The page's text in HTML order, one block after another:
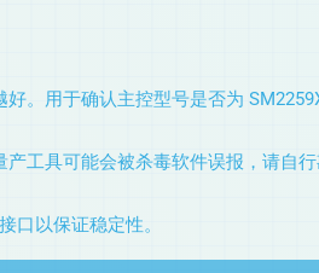
。用于确认主控型号是否为
工具可能会被杀毒软件误报，请自
口以保证稳定性。